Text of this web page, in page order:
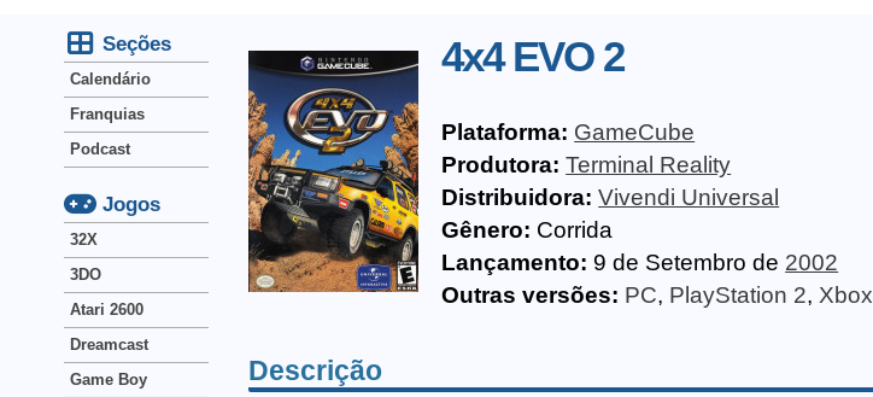
4x4 EVO 2
Plataforma: GameCube
Produtora: Terminal Reality
Distribuidora: Vivendi Universal
Gênero: Corrida
Lançamento: 9 de Setembro de 2002
Outras versões: PC, PlayStation 2, Xbox
Descrição
Seções
Calendário
Franquias
Podcast
Jogos
32X
3DO
Atari 2600
Dreamcast
Game Boy